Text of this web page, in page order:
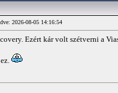
2026-08-05 14:16:54
Ezért kár volt szétverni a